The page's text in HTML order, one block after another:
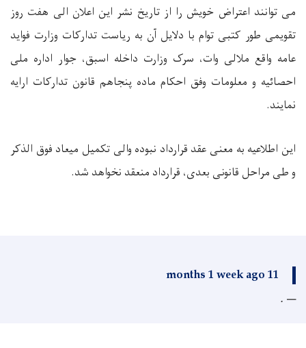
می توانند اعتراض خویش را از تاریخ نشر این اعلان الی هفت روز
تقویمی طور کتبی توام با دلایل آن به ریاست تدارکات وزارت فواید
عامه واقع ملالی وات، سرک وزارت داخله اسبق، جوار اداره ملی
احصائیه و معلومات وفق احکام ماده پنجاهم قانون تدارکات ارایه
نمایند.
این اطلاعیه به معنی عقد قرارداد نبوده والی تکمیل میعاد فوق الذکر
و طی مراحل قانونی بعدی، قرارداد منعقد نخواهد شد.
11 months 1 week ago
.